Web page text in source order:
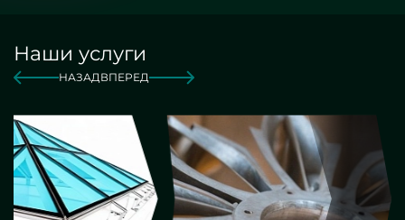
Наши услуги
НАЗАДВПЕРЕД